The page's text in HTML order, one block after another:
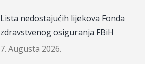
Lista nedostajućih lijekova Fonda
zdravstvenog osiguranja FBiH
7. Augusta 2026.